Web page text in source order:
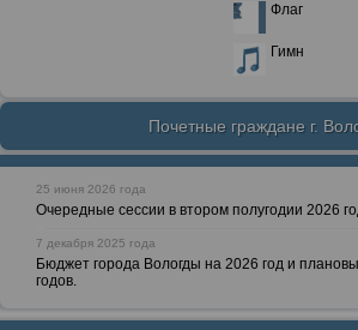
Флаг
Гимн
Почетные граждане г.
25 июня 2026 года
Очередные сессии в втором полугодии 2026
7 декабря 2025 года
Бюджет города Вологды на 2026 год и
годов.